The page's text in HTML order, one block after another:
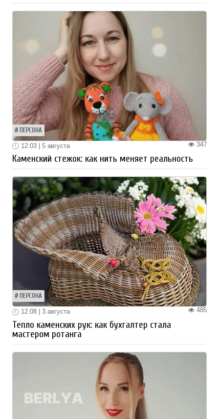
ПЕРСОНА
347
12:03 | 5 августа
Каменский стежок: как нить меняет реальность
ПЕРСОНА
485
12:08 | 3 августа
Тепло каменских рук: как бухгалтер стала
мастером ротанга